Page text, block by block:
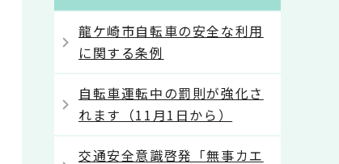
龍ケ崎市自転車の安全な利用
に関する条例
自転車運転中の罰則が強化さ
れます（11月1日から）
交通安全意識啓発「無事カエ